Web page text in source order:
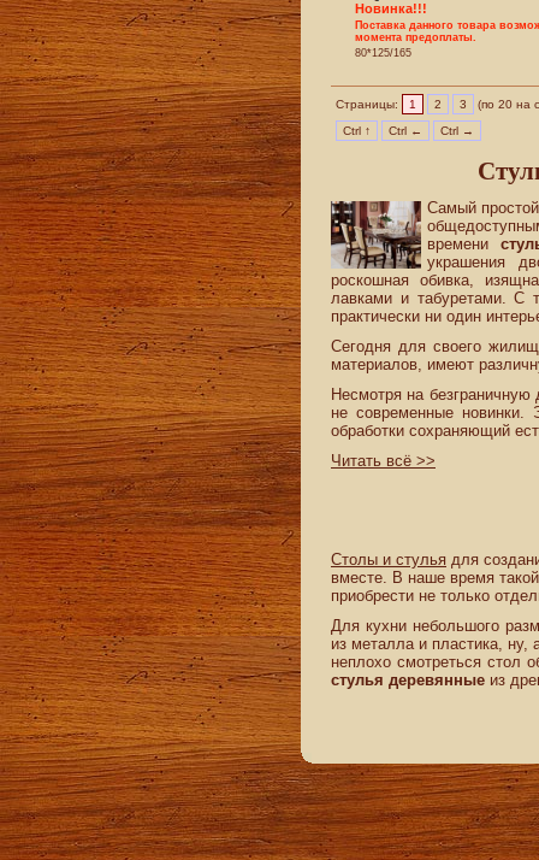
Новинка!!!
Поставка данного товара
момента предоплаты.
80*125/165
Страницы: 1 2 3
(по 20 на
Ctrl ↑
Ctrl ← Ctrl →
Самый
времени
украшения
роскошная обивка,
лавками и табуретами. С
практически ни один
Сегодня для своего
материалов, имеют
Несмотря на
не современные новинки.
обработки сохраняющий
Читать всё >>
Столы и стулья для
вместе. В наше время
приобрести не только
Для кухни небольшого
из металла и пластика, ну,
неплохо смотреться стол
стулья деревянные из